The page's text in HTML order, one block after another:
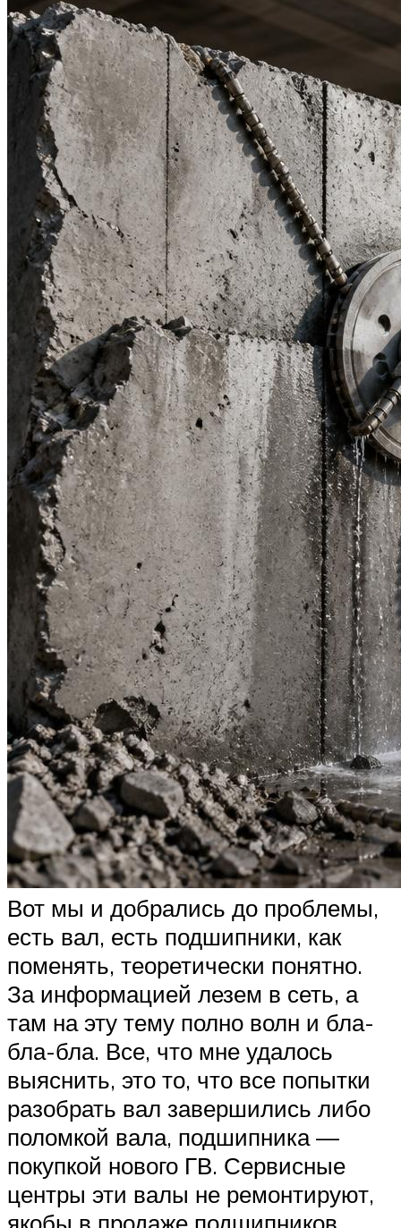
Вот мы и добрались до проблемы,
есть вал, есть подшипники, как
поменять, теоретически понятно.
За информацией лезем в сеть, а
там на эту тему полно волн и бла-
бла-бла. Все, что мне удалось
выяснить, это то, что все попытки
разобрать вал завершились либо
поломкой вала, подшипника —
покупкой нового ГВ. Сервисные
центры эти валы не ремонтируют,